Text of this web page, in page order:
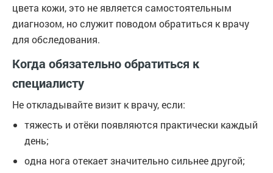
цвета кожи, это не является самостоятельным
диагнозом, но служит поводом обратиться к врачу
для обследования.
Когда обязательно обратиться к
специалисту
Не откладывайте визит к врачу, если:
тяжесть и отёки появляются практически каждый
день;
одна нога отекает значительно сильнее другой;